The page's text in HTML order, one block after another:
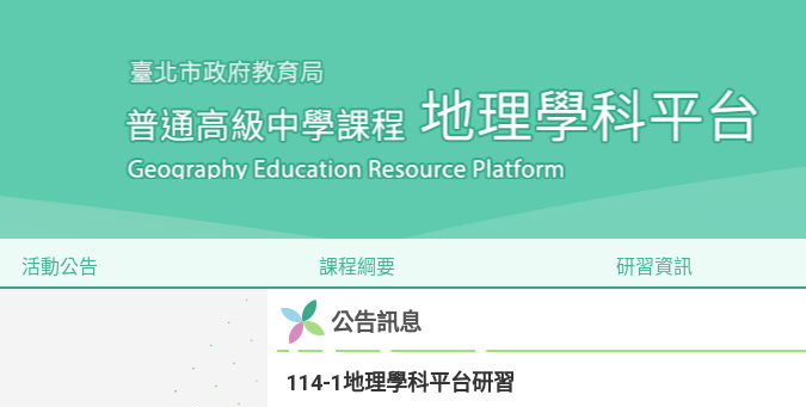
活動公告 課程綱要 研習資訊
公告訊息
114-1地理學科平台研習